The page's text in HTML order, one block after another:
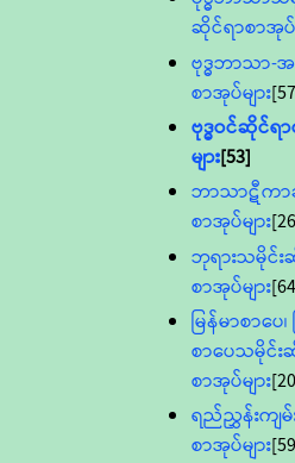
ဆိုင်ရာစာအုပ်
ဗုဒ္ဓဘာသာ
စာအုပ်များ
ဗုဒ္ဓဝင်ဆိုင်ရ
များ[53]
ဘာသာဋီကာ
စာအုပ်များ
ဘုရားသမိုင်း
စာအုပ်များ
မြန်မာစာပေ၊
စာပေသမိုင်း
စာအုပ်များ
ရည်ညွှန်းကျ
စာအုပ်များ